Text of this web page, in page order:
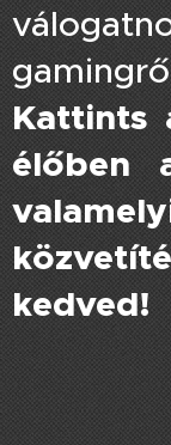
Kattints
élőben
kedved!